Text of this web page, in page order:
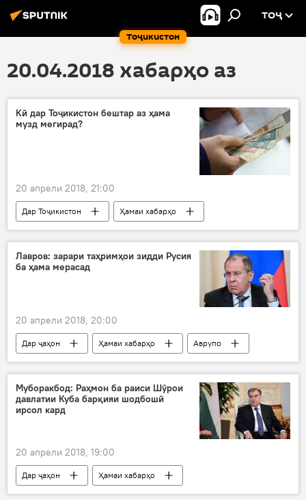
Тоҷикистон
ТОҶ
20.04.2018 хабарҳо аз
Кӣ дар Тоҷикистон бештар аз ҳама
музд мегирад?
20 апрели 2018, 21:00
Дар Тоҷикистон
Ҳамаи хабарҳо
корманд
маош музди кор
Лавров: зарари таҳримҳои зидди Русия
ба ҳама мерасад
20 апрели 2018, 20:00
Дар ҷаҳон Ҳамаи хабарҳо
Аврупо
таҳрим
Дар Русия
Муборакбод: Раҳмон ба раиси Шӯрои
давлатии Куба барқияи шодбошӣ
ирсол кард
20 апрели 2018, 19:00
Дар ҷаҳон
Ҳамаи хабарҳо
Эмомалӣ Раҳмон
табрикот